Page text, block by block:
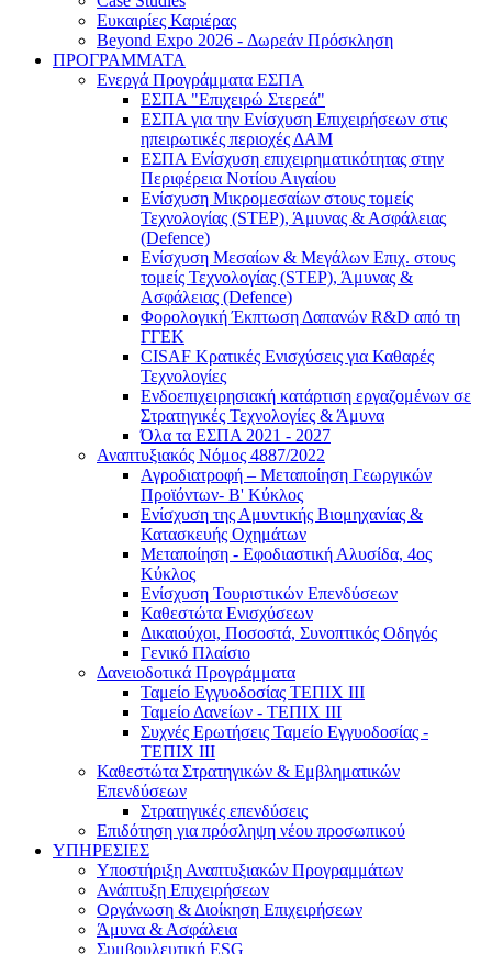
Ευκαιρίες Καριέρας
Beyond Expo 2026 - Δωρεάν Πρόσκληση
ΠΡΟΓΡΑΜΜΑΤΑ
Ενεργά Προγράμματα ΕΣΠΑ
ΕΣΠΑ "Επιχειρώ Στερεά"
ΕΣΠΑ για την Ενίσχυση Επιχειρήσεων στις
ηπειρωτικές περιοχές ΔΑΜ
ΕΣΠΑ Ενίσχυση επιχειρηματικότητας στην
Περιφέρεια Νοτίου Αιγαίου
Ενίσχυση Μικρομεσαίων στους τομείς
Τεχνολογίας (STEP), Άμυνας & Ασφάλειας
(Defence)
Ενίσχυση Μεσαίων & Μεγάλων Επιχ. στους
τομείς Τεχνολογίας (STEP), Άμυνας &
Ασφάλειας (Defence)
Φορολογική Έκπτωση Δαπανών R&D από τη
ΓΓΕΚ
CISAF Κρατικές Ενισχύσεις για Καθαρές
Τεχνολογίες
Ενδοεπιχειρησιακή κατάρτιση εργαζομένων σε
Στρατηγικές Τεχνολογίες & Άμυνα
Όλα τα ΕΣΠΑ 2021 - 2027
Αναπτυξιακός Νόμος 4887/2022
Αγροδιατροφή – Μεταποίηση Γεωργικών
Προϊόντων- Β' Κύκλος
Eνίσχυση της Αμυντικής Βιομηχανίας &
Κατασκευής Οχημάτων
Μεταποίηση - Εφοδιαστική Αλυσίδα, 4ος
Κύκλος
Ενίσχυση Τουριστικών Επενδύσεων
Καθεστώτα Ενισχύσεων
Δικαιούχοι, Ποσοστά, Συνοπτικός Οδηγός
Γενικό Πλαίσιο
Δανειοδοτικά Προγράμματα
Ταμείο Εγγυοδοσίας ΤΕΠΙΧ ΙΙΙ
Ταμείο Δανείων - ΤΕΠΙΧ ΙΙΙ
Συχνές Ερωτήσεις Ταμείο Εγγυοδοσίας -
ΤΕΠΙΧ ΙΙΙ
Καθεστώτα Στρατηγικών & Εμβληματικών
Επενδύσεων
Στρατηγικές επενδύσεις
Επιδότηση για πρόσληψη νέου προσωπικού
ΥΠΗΡΕΣΙΕΣ
Υποστήριξη Αναπτυξιακών Προγραμμάτων
Ανάπτυξη Επιχειρήσεων
Οργάνωση & Διοίκηση Επιχειρήσεων
Άμυνα & Ασφάλεια
Συμβουλευτική ESG